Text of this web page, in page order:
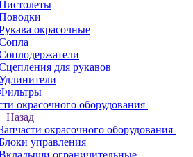
окрасочные
для рукавов
окрасочного оборудования
Назад
окрасочного оборудования
управления
ограничительные